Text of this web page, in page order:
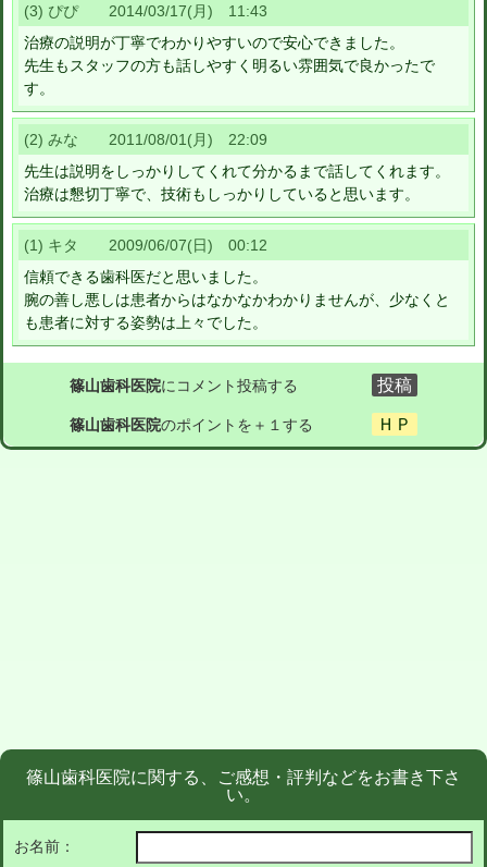
(3) ぴぴ 2014/03/17(月) 11:43
治療の説明が丁寧でわかりやすいので安心できました。
先生もスタッフの方も話しやすく明るい雰囲気で良かったで
す。
(2) みな 2011/08/01(月) 22:09
先生は説明をしっかりしてくれて分かるまで話してくれます。
治療は懇切丁寧で、技術もしっかりしていると思います。
(1) キタ 2009/06/07(日) 00:12
信頼できる歯科医だと思いました。
腕の善し悪しは患者からはなかなかわかりませんが、少なくと
も患者に対する姿勢は上々でした。
篠山歯科医院にコメント投稿する
篠山歯科医院のポイントを＋１する
篠山歯科医院に関する、ご感想・評判などをお書き下さ
い。
お名前：